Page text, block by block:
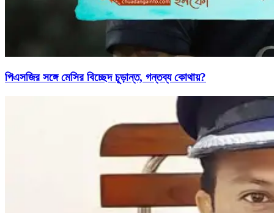
পিএসজির সঙ্গে মেসির বিচ্ছেদ চূড়ান্ত, গন্তব্য কোথায়?